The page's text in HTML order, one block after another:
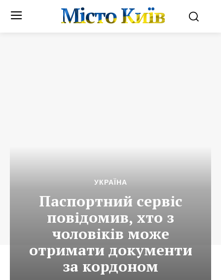
Місто Київ
УКРАЇНА
Паспортний сервіс
повідомив, хто з
чоловіків може
отримати документи
за кордоном